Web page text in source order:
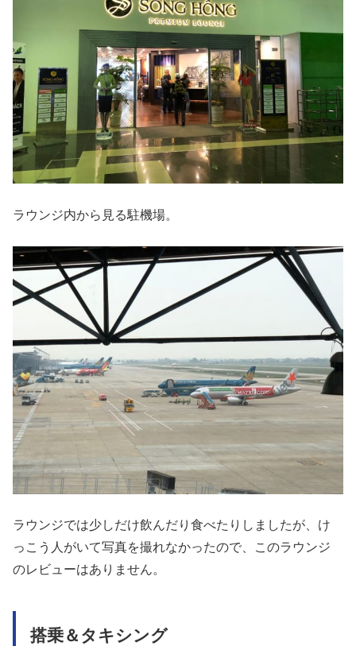
ラウンジ内から見る駐機場。
ラウンジでは少しだけ飲んだり食べたりしましたが、け
っこう人がいて写真を撮れなかったので、このラウンジ
のレビューはありません。
搭乗＆タキシング